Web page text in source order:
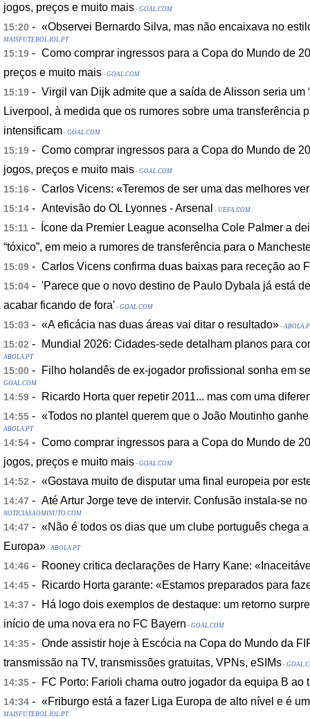
jogos, preços e muito mais - GOAL.COM
15:20 - «Observei Bernardo Silva, mas não encaixava no
MAISFUTEBOL.IOL.PT
15:19 - Como comprar ingressos para a Copa do Mundo de
preços e muito mais - GOAL.COM
15:19 - Virgil van Dijk admite que a saída de Alisson seria um
Liverpool, à medida que os rumores sobre uma transferência
intensificam - GOAL.COM
15:19 - Como comprar ingressos para a Copa do Mundo de
jogos, preços e muito mais - GOAL.COM
15:16 - Carlos Vicens: «Teremos de ser uma das melhores
15:14 - Antevisão do OL Lyonnes - Arsenal - UEFA.COM
15:11 - Ícone da Premier League aconselha Cole Palmer a
“tóxico”, em meio a rumores de transferência para o
15:09 - Carlos Vicens confirma duas baixas para receção ao
15:04 - 'Parece que o novo destino de Paulo Dybala já está
acabar ficando de fora' - GOAL.COM
15:03 - «A eficácia nas duas áreas vai ditar o resultado» -
15:02 - Mundial 2026: Cidades-sede detalham planos para
ABOLA.PT
15:00 - Filho holandês de ex-jogador profissional sonha em
GOAL.COM
14:59 - Ricardo Horta quer repetir 2011... mas com uma
14:55 - «Todos no plantel querem que o João Moutinho
ABOLA.PT
14:54 - Como comprar ingressos para a Copa do Mundo de
jogos, preços e muito mais - GOAL.COM
14:52 - «Gostava muito de disputar uma final europeia por
14:47 - Até Artur Jorge teve de intervir. Confusão instala-se
NOTICIASAOMINUTO.COM
14:47 - «Não é todos os dias que um clube português chega
Europa» - ABOLA.PT
14:46 - Rooney critica declarações de Harry Kane:
14:45 - Ricardo Horta garante: «Estamos preparados para
14:37 - Há logo dois exemplos de destaque: um retorno
início de uma nova era no FC Bayern - GOAL.COM
14:35 - Onde assistir hoje à Escócia na Copa do Mundo da
transmissão na TV, transmissões gratuitas, VPNs, eSIMs -
14:35 - FC Porto: Farioli chama outro jogador da equipa B ao
14:34 - «Friburgo está a fazer Liga Europa de alto nível e é
MAISFUTEBOL.IOL.PT